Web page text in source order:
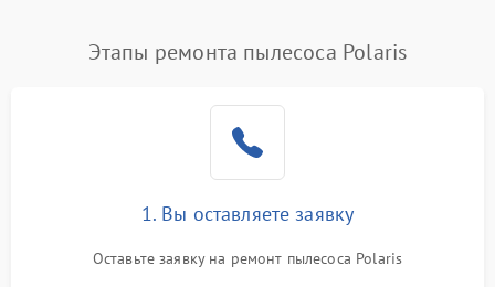
Этапы ремонта пылесоса Polaris
1. Вы оставляете заявку
Оставьте заявку на ремонт пылесоса Polaris